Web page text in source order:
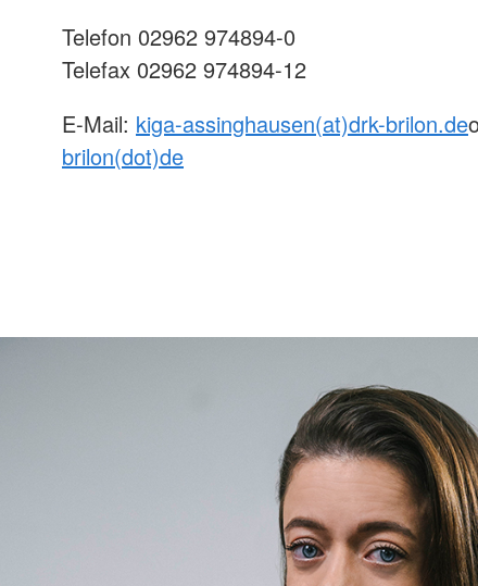
Telefon 02962 974894-0
Telefax 02962 974894-12
E-Mail: kiga-assinghausen(at)drk-brilon.de
brilon(dot)de